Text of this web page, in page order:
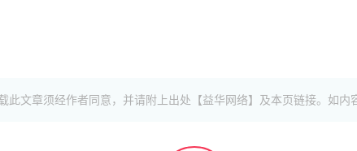
文章须经作者同意，并请附上出处【益华网络】及本页链接。如内